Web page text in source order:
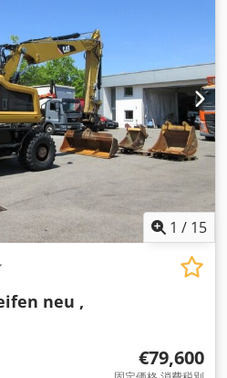
1323×1 油圧シリンダースティ
ンダーストローク（ブーム）
ット 540-1348 1個 駆動モーター
ンスファーケース 549-0183 1個
アフタークーラーブロック 590-
ク 590-0290 1個 吸引ファン2個
ガス563-7899 旋回リング 550-
9980 1個 カルダンシャフト
ループカルダン 110-6135 ステア
リアアクスル 549-0180 1個 ド
収納ボックス 556-5556 2個 カ
1個
1 / 15
neu ,
€79,600